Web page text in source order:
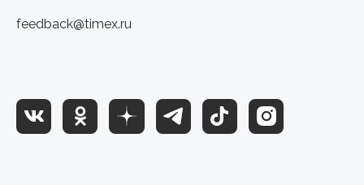
feedback@timex.ru